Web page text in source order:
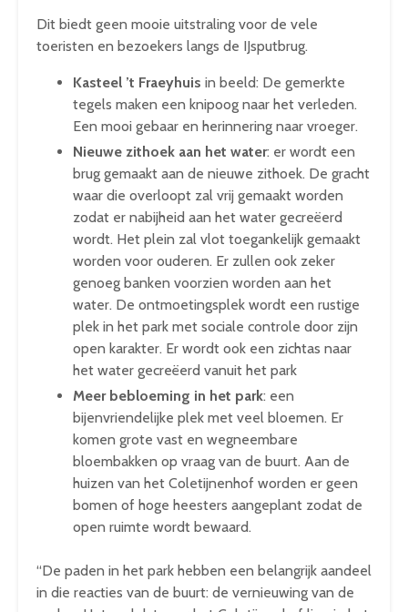
Dit biedt geen mooie uitstraling voor de vele
toeristen en bezoekers langs de IJsputbrug.
Kasteel ’t Fraeyhuis in beeld: De gemerkte
tegels maken een knipoog naar het verleden.
Een mooi gebaar en herinnering naar vroeger.
Nieuwe zithoek aan het water: er wordt een
brug gemaakt aan de nieuwe zithoek. De gracht
waar die overloopt zal vrij gemaakt worden
zodat er nabijheid aan het water gecreëerd
wordt. Het plein zal vlot toegankelijk gemaakt
worden voor ouderen. Er zullen ook zeker
genoeg banken voorzien worden aan het
water. De ontmoetingsplek wordt een rustige
plek in het park met sociale controle door zijn
open karakter. Er wordt ook een zichtas naar
het water gecreëerd vanuit het park
Meer bebloeming in het park: een
bijenvriendelijke plek met veel bloemen. Er
komen grote vast en wegneembare
bloembakken op vraag van de buurt. Aan de
huizen van het Coletijnenhof worden er geen
bomen of hoge heesters aangeplant zodat de
open ruimte wordt bewaard.
“De paden in het park hebben een belangrijk aandeel
in die reacties van de buurt: de vernieuwing van de